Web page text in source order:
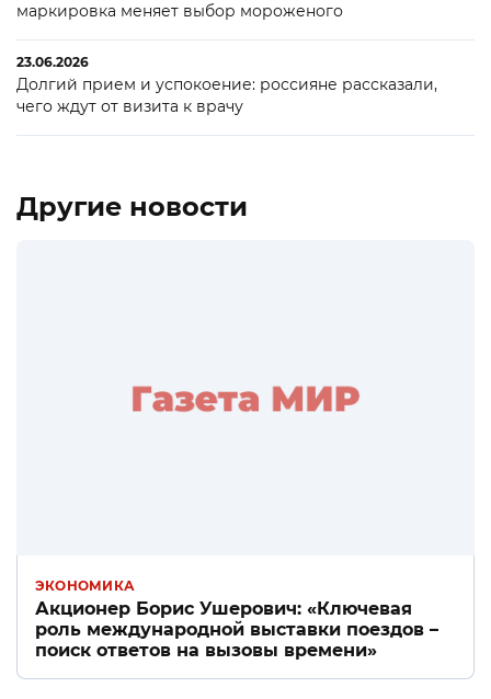
маркировка меняет выбор мороженого
23.06.2026
Долгий прием и успокоение: россияне рассказали,
чего ждут от визита к врачу
Другие новости
ЭКОНОМИКА
Акционер Борис Ушерович: «Ключевая
роль международной выставки поездов –
поиск ответов на вызовы времени»